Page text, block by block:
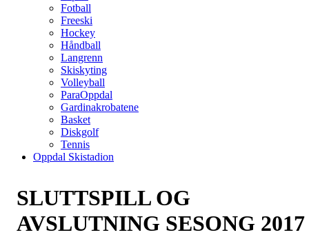
Fotball
Freeski
Hockey
Håndball
Langrenn
Skiskyting
Volleyball
ParaOppdal
Gardinakrobatene
Basket
Diskgolf
Tennis
Oppdal Skistadion
SLUTTSPILL OG
AVSLUTNING SESONG 2017